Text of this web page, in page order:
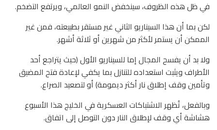
في ظل هذه الظروف، سينخفض النمو العالمي، ويرتفع التضخم.
لكن بما أن هذا السيناريو الثاني غير مستقر بطبيعته، فمن غير
الممكن أن يستمر لأكثر من شهرين أو ثلاثة أشهر.
ولا بد أن يفسح المجال إما للسيناريو الأول (حيث يتراجع أحد
الأطراف ويثبت استعداده للتنازل بما يكفي لإعادة فتح المضيق
وتأمين وقف إطلاق نار أكثر ديمومة) أو لتصعيد الصراع.
وبالفعل، تُظهر الاشتباكات العسكرية في الخليج هذا الأسبوع
هشاشة أي وقف لإطلاق النار دون التوصل إلى اتفاق.